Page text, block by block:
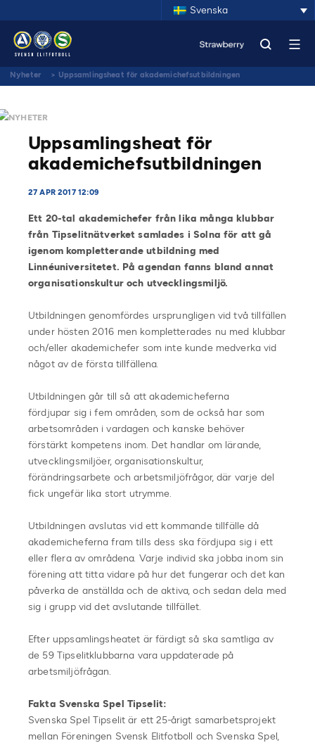
Svenska
Nyheter > Uppsamlingsheat för akademichefsutbildningen
NYHETER
Uppsamlingsheat för
akademichefsutbildningen
27 APR 2017 12:09
Ett 20-tal akademichefer från lika många klubbar
från Tipselitnätverket samlades i Solna för att gå
igenom kompletterande utbildning med
Linnéuniversitetet. På agendan fanns bland annat
organisationskultur och utvecklingsmiljö.
Utbildningen genomfördes ursprungligen vid två tillfällen
under hösten 2016 men kompletterades nu med klubbar
och/eller akademichefer som inte kunde medverka vid
något av de första tillfällena.
Utbildningen går till så att akademicheferna
fördjupar sig i fem områden, som de också har som
arbetsområden i vardagen och kanske behöver
förstärkt kompetens inom. Det handlar om lärande,
utvecklingsmiljöer, organisationskultur,
förändringsarbete och arbetsmiljöfrågor, där varje del
fick ungefär lika stort utrymme.
Utbildningen avslutas vid ett kommande tillfälle då
akademicheferna fram tills dess ska fördjupa sig i ett
eller flera av områdena. Varje individ ska jobba inom sin
förening att titta vidare på hur det fungerar och det kan
påverka de anställda och de aktiva, och sedan dela med
sig i grupp vid det avslutande tillfället.
Efter uppsamlingsheatet är färdigt så ska samtliga av
de 59 Tipselitklubbarna vara uppdaterade på
arbetsmiljöfrågan.
Fakta Svenska Spel Tipselit:
Svenska Spel Tipselit är ett 25-årigt samarbetsprojekt
mellan Föreningen Svensk Elitfotboll och Svenska Spel,